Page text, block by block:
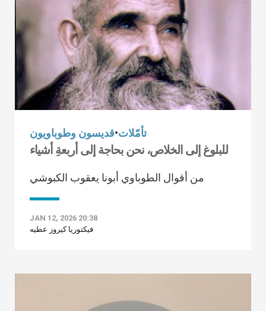
تأمّلات•قديسون وطوباويون
للبلوغ إلى الخلاص، نحن بحاجة إلى أربعةِ أشياء
من أقوال الطوباوي أبونا يعقوب الكبوشي
JAN 12, 2026 20:38
فيكتوريا كيروز عطيه